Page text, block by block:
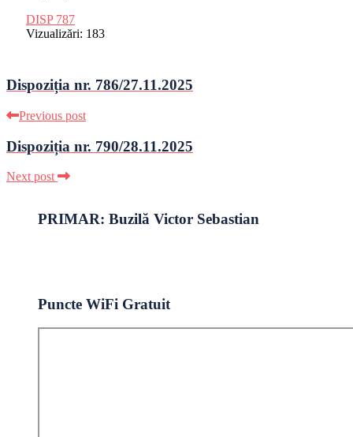
DISP 787
Vizualizări: 183
Dispoziția nr. 786/27.11.2025
Previous post
Dispoziția nr. 790/28.11.2025
Next post
PRIMAR: Buzilă Victor Sebastian
Puncte WiFi Gratuit